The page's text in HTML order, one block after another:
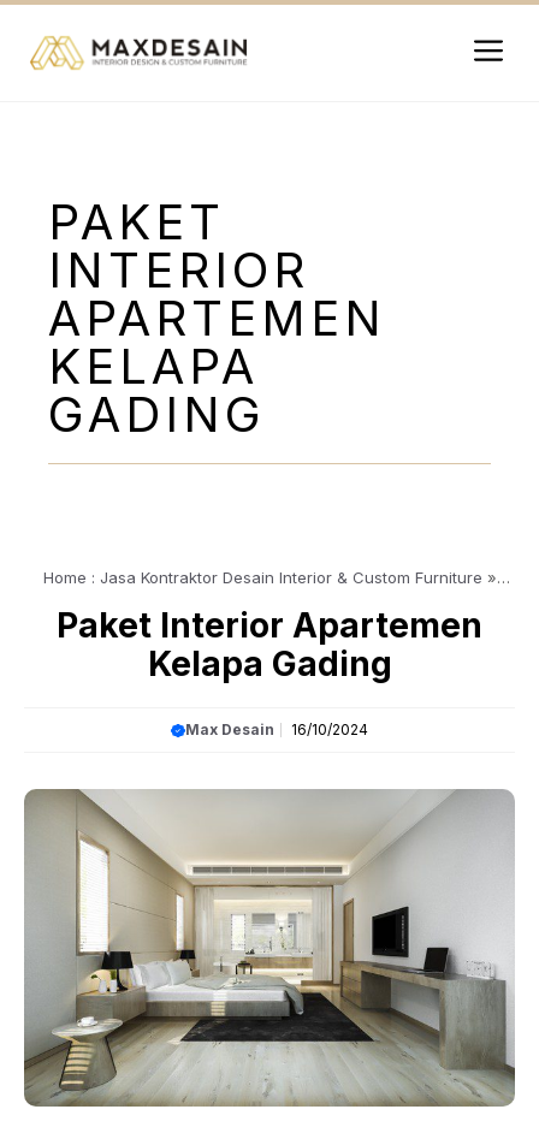
PAKET
INTERIOR
APARTEMEN
KELAPA
GADING
Home : Jasa Kontraktor Desain Interior & Custom Furniture »
Paket Interior Apartemen
Kelapa Gading
Max Desain 16/10/2024